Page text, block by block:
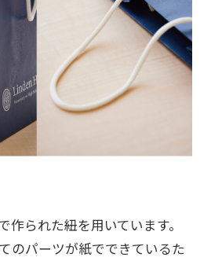
作られた紐を用いています。
のパーツが紙でできているた